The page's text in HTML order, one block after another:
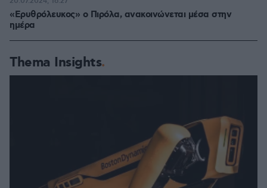
«Ερυθρόλευκος» ο Πιρόλα, ανακοινώνεται μέσα στην
ημέρα
Thema Insights